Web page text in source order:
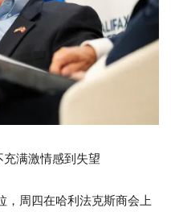
满激情感到失望
，周四在哈利法克斯商会上